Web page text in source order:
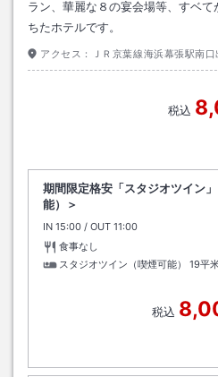
ラン、華麗な８の宴会場等、すベ
ちたホテルです。
アクセス： ＪＲ京葉線海浜幕張駅南
税込
期間限定格安「スタジオツイン
能）＞
IN チェックイン
15:00 / OUT チェックアウト
11:00
食事なし
スタジオツイン（喫煙可能）
19平
税込